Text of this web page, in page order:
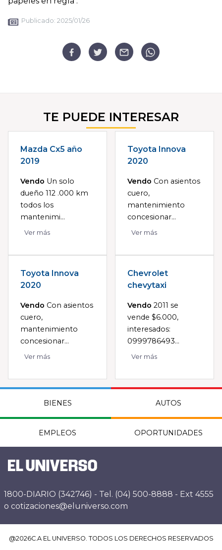
Publicado: 2025/01/26
TE PUEDE INTERESAR
Mazda Cx5 año
2019
Vendo Un solo
dueño 112 .000 km
todos los
mantenimi...
Ver más
Toyota Innova
2020
Vendo Con asientos
cuero,
mantenimiento
concesionar...
Ver más
Toyota Innova
2020
Vendo Con asientos
cuero,
mantenimiento
concesionar...
Ver más
Chevrolet
chevytaxi
Vendo 2011 se
vende $6.000,
interesados:
0999786493...
Ver más
BIENES AUTOS
EMPLEOS OPORTUNIDADES
1800-DIARIO (342746) - Tel. (04) 500-8888 - Ext 4555
o cotizaciones@eluniverso.com
@2026C.A EL UNIVERSO. TODOS LOS DERECHOS RESERVADOS